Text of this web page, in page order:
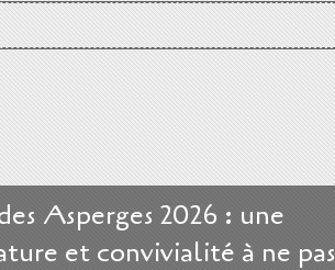
Asperges 2026 : une
et convivialité à ne pas